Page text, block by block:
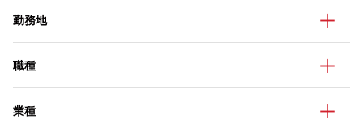
勤務地
職種
業種